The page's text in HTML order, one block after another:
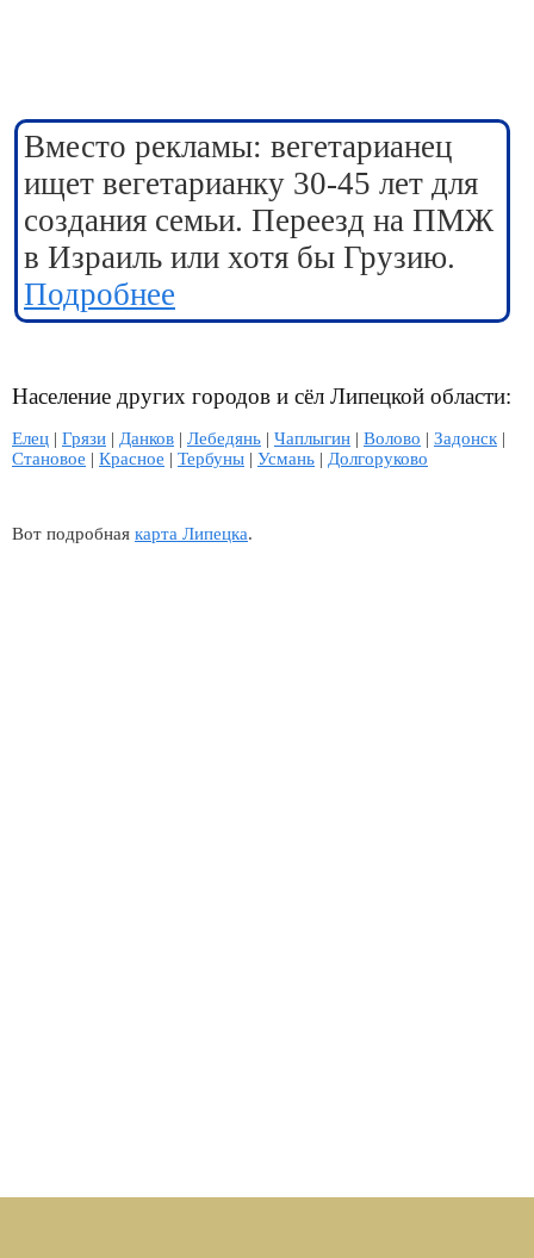
Вместо рекламы: вегетарианец
ищет вегетарианку 30-45 лет для
создания семьи. Переезд на ПМЖ
в Израиль или хотя бы Грузию.
Подробнее
Население других городов и сёл Липецкой области:
Елец | Грязи | Данков | Лебедянь | Чаплыгин | Волово | Задонск |
Становое | Красное | Тербуны | Усмань | Долгоруково
Вот подробная карта Липецка.